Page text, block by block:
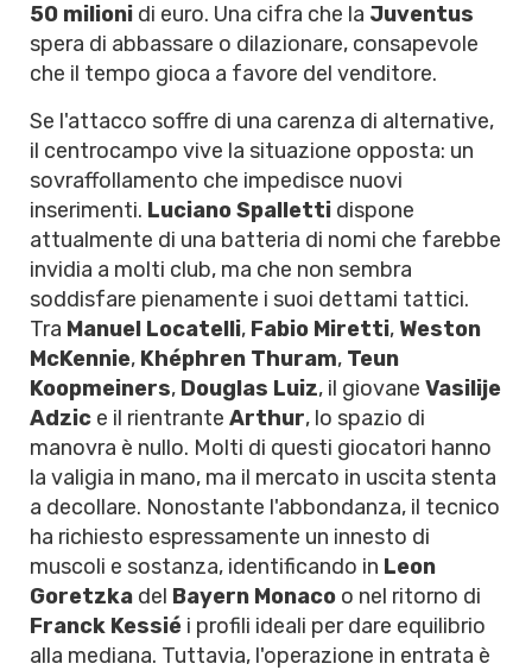
50 milioni di euro. Una cifra che la Juventus
spera di abbassare o dilazionare, consapevole
che il tempo gioca a favore del venditore.
Se l'attacco soffre di una carenza di alternative,
il centrocampo vive la situazione opposta: un
sovraffollamento che impedisce nuovi
inserimenti. Luciano Spalletti dispone
attualmente di una batteria di nomi che farebbe
invidia a molti club, ma che non sembra
soddisfare pienamente i suoi dettami tattici.
Tra Manuel Locatelli, Fabio Miretti, Weston
McKennie, Khéphren Thuram, Teun
Koopmeiners, Douglas Luiz, il giovane Vasilije
Adzic e il rientrante Arthur, lo spazio di
manovra è nullo. Molti di questi giocatori hanno
la valigia in mano, ma il mercato in uscita stenta
a decollare. Nonostante l'abbondanza, il tecnico
ha richiesto espressamente un innesto di
muscoli e sostanza, identificando in Leon
Goretzka del Bayern Monaco o nel ritorno di
Franck Kessié i profili ideali per dare equilibrio
alla mediana. Tuttavia, l'operazione in entrata è